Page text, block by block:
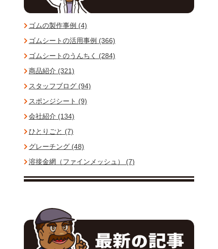
ゴムの製作事例 (4)
ゴムシートの活用事例 (366)
ゴムシートのうんちく (284)
商品紹介 (321)
スタッフブログ (94)
スポンジシート (9)
会社紹介 (134)
ひとりごと (7)
グレーチング (48)
溶接金網（ファインメッシュ） (7)